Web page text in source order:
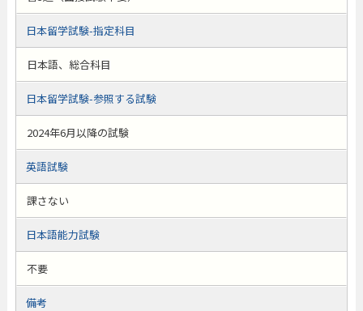
日本留学試験-指定科目
日本語、総合科目
日本留学試験-参照する試験
2024年6月以降の試験
英語試験
課さない
日本語能力試験
不要
備考